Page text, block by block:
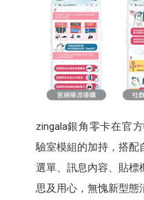
zingala銀角零卡在官
驗室模組的加持，搭配
選單、訊息內容、貼標
思及用心，無愧新型態